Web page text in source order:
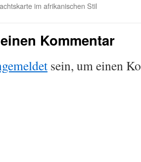
im afrikanischen Stil
Kommentar
sein, um einen